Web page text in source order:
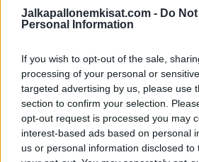
Jalkapallonemkisat.com - Do
Personal Information
If you wish to opt-out of the sale,
processing of your personal or
targeted advertising by us, please use
section to confirm your selection.
opt-out request is processed you may
interest-based ads based on personal
us or personal information disclosed
kisoihin tai päävalmentaja
saa...
02.10.2023 18:54